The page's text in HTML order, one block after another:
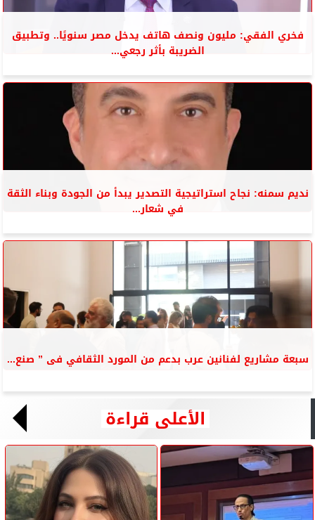
فخري الفقي: مليون ونصف هاتف يدخل مصر سنويًا.. وتطبيق
الضريبة بأثر رجعي...
نديم سمنه: نجاح استراتيجية التصدير يبدأ من الجودة وبناء الثقة
في شعار...
سبعة مشاريع لفنانين عرب بدعم من المورد الثقافي فى ” صنع...
الأعلى قراءة